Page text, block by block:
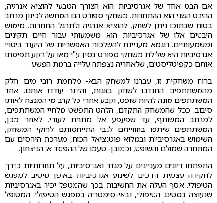
אם הבט אחד של אגרסיביות הוא הצורך הטבעי להוציא אנרגיה,
ההיבט השני הוא ההתחרות. משחקי ספורט הם המחשה לכינון מרחב
בטוח שבתוכו ניתן לשחק, להוציא אנרגיה ולתרגל התחרות. מימוש
היבטים אלו של אגרסיביות הוא משמעותי עבור חיים תקינים
ומשמעותיים. דוגמא מעניינת להשלכות האפשריות של היעדר ביטויי
אגרסיביות היא שלילת משחקי ספורט בסין ע"י מאו על רקע תפיסתו
אותם כקפיטליסטים, שלאחריה נצפתה עלייה ברמת הפשע.
ברוח משחקית זו, עברנו למשחק הבא- מלחמת רובי מים. חלק
מהמשתתפים התנדבו לשחק בזוגות, והיתר עודדו אותם. אחד
המשתתפים מונה להיות שופט, וקבע אחרי כל קרב מי המנצח לאותו
סיבוב. ככל שהמשחק התקדם, הלהט התפשט מלחיי המשתתפים,
למרחב המשותף, עד שפעפע אל מתחת לעורי. לאחר מכן,
המשתתפים שיתפו בחווייתם לגבי התייחסותם לחוקי המשחק,
השימוש באגרסיביות ובמלוא פוטנציאל הכוח, מערכת היחסים עם
המתחרה שמולם והשופט, וכמובן- טעמו של ההפסד או הניצחון.
התפתחו דיונים מעניינים על מגדר ואגרסיביות, על תחרותיות כדרך
לחקירה עצמית ודרכים לשינוע אגרסיביות באופן מיטיב למפגש
הטיפולי. אסף העלה את החשיבות בכך שהמטפל יכיר באגרסיביות
שנעוצה בסטינג הטיפולי, ובאי-סימטריה במפגש הטיפולי. המטופל